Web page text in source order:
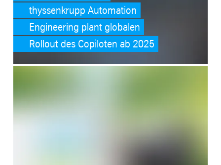
thyssenkrupp Automation
Engineering plant globalen
Rollout des Copiloten ab 2025